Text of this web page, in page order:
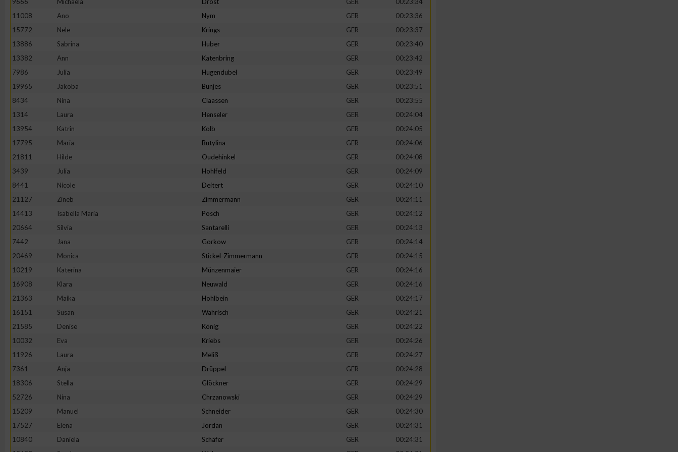
11008
Ano Nym GER
00:23:36
15772
Nele Krings GER
00:23:37
13886
Sabrina Huber GER
00:23:40
13382
Ann Katenbring GER
00:23:42
7986
Julia Hugendubel GER
00:23:49
19965
Jakoba Bunjes GER
00:23:51
8434
Nina Claassen GER
00:23:55
1314
Laura Henseler GER
00:24:04
13954
Katrin Kolb GER
00:24:05
17795
Maria Butylina GER
00:24:06
21811
Hilde Oudehinkel GER
00:24:08
3439
Julia Hohlfeld GER
00:24:09
8441
Nicole Deitert GER
00:24:10
21127
Zineb Zimmermann GER
00:24:11
14413
Isabella Maria Posch GER
00:24:12
20664
Silvia Santarelli GER
00:24:13
7442
Jana Gorkow GER
00:24:14
20469
Monica Stickel-Zimmermann GER
00:24:15
10219
Katerina Münzenmaier GER
00:24:16
16908
Klara Neuwald GER
00:24:16
21363
Maika Hohlbein GER
00:24:17
16151
Susan Währisch GER
00:24:21
21585
Denise König GER
00:24:22
10032
Eva Kriebs GER
00:24:26
11926
Laura Meliß GER
00:24:27
7361
Anja Drüppel GER
00:24:28
18306
Stella Glöckner GER
00:24:29
52726
Nina Chrzanowski GER
00:24:29
15209
Manuel Schneider GER
00:24:30
17527
Elena Jordan GER
00:24:31
10840
Daniela Schäfer GER
00:24:31
Erstellung von Profilen zur Personalisierung von Inhalten
Messung der Werbeleistung
Messung der Performance von Inhalten
Analyse von Zielgruppen durch Statistiken oder Kombinationen von Daten aus
Entwicklung und Verbesserung der Angebote
IAB-Besonderheiten:
Geräte anhand von aktiv angeforderten Informationen identifizieren
Nicht-IAB-Verarbeitungszwecke:
Notwendig
Performance
Funktional